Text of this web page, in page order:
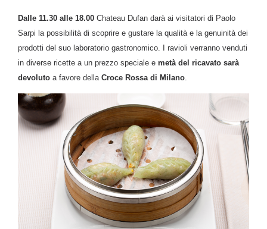
Dalle 11.30 alle 18.00 Chateau Dufan darà ai visitatori di Paolo
Sarpi la possibilità di scoprire e gustare la qualità e la genuinità dei
prodotti del suo laboratorio gastronomico. I ravioli verranno venduti
in diverse ricette a un prezzo speciale e metà del ricavato sarà
devoluto a favore della Croce Rossa di Milano.